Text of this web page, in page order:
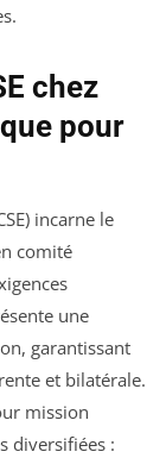
chez
pour
incarne le
comité
une
garantissant
et bilatérale.
mission
diversifiées :